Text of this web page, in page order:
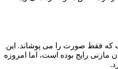
که فقط صورت را می پوشاند. این
رایج بوده است، اما امروزه